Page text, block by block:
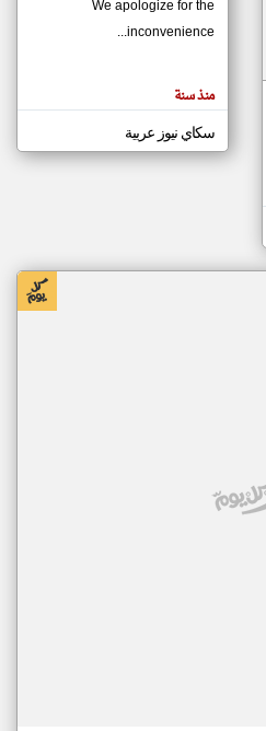
مصادر الأخبار من موريتانيا
اخبار موريتانيا على مدار الساعة
أهم اخبار موريتانيا العاجلة والمباشرة
We apologize for the
inconvenience...
منذ سنة
سكاي نيوز عربية
klyoum.com